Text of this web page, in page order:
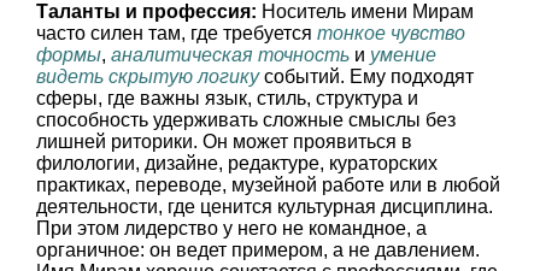
Таланты и профессия: Носитель имени Мирам
часто силен там, где требуется тонкое чувство
формы, аналитическая точность и умение
видеть скрытую логикусобытий. Ему подходят
сферы, где важны язык, стиль, структура и
способность удерживать сложные смыслы без
лишней риторики. Он может проявиться в
филологии, дизайне, редактуре, кураторских
практиках, переводе, музейной работе или в любой
деятельности, где ценится культурная дисциплина.
При этом лидерство у него не командное, а
органичное: он ведет примером, а не давлением.